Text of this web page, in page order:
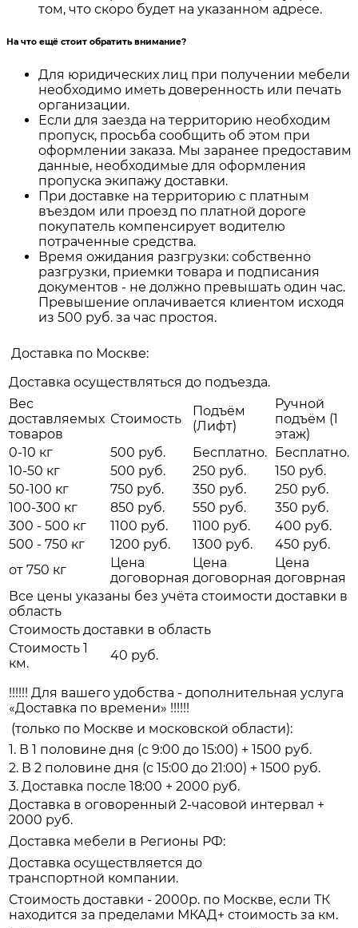
том, что скоро будет на указанном адресе.
На что ещё стоит обратить внимание?
Для юридических лиц при получении мебели
необходимо иметь доверенность или печать
организации.
Если для заезда на территорию необходим
пропуск, просьба сообщить об этом при
оформлении заказа. Мы заранее предоставим
данные, необходимые для оформления
пропуска экипажу доставки.
При доставке на территорию с платным
въездом или проезд по платной дороге
покупатель компенсирует водителю
потраченные средства.
Время ожидания разгрузки: собственно
разгрузки, приемки товара и подписания
документов - не должно превышать один час.
Превышение оплачивается клиентом исходя
из 500 руб. за час простоя.
Доставка по Москве:
Доставка осуществляться до подъезда.
Вес
доставляемых
товаров
Стоимость
Подъём
(Лифт)
Ручной
подъём (1
этаж)
0-10 кг
500 руб. Бесплатно.
Бесплатно.
10-50 кг
500 руб. 250 руб.
150 руб.
50-100 кг
750 руб. 350 руб.
250 руб.
100-300 кг
850 руб. 550 руб.
350 руб.
300 - 500 кг
1100 руб. 1100 руб.
400 руб.
500 - 750 кг
1200 руб. 1300 руб.
450 руб.
от 750 кг
Цена
договорная
Цена
договорная
Цена
договрная
Все цены указаны без учёта стоимости доставки в
область
Стоимость доставки в область
Стоимость 1
км.
40 руб.
!!!!!! Для вашего удобства - дополнительная услуга
«Доставка по времени» !!!!!!
(только по Москве и московской области):
1. В 1 половине дня (с 9:00 до 15:00) + 1500 руб.
2. В 2 половине дня (с 15:00 до 21:00) + 1500 руб.
3. Доставка после 18:00 + 2000 руб.
Доставка в оговоренный 2-часовой интервал +
2000 руб.
Доставка мебели в Регионы РФ:
Доставка осуществляется до
транспортной компании.
Стоимость доставки - 2000р. по Москве, если ТК
находится за пределами МКАД+ стоимость за км.